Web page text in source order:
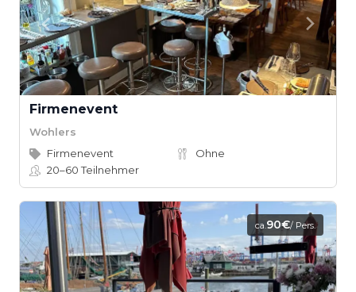
Firmenevent
Wohlers
Firmenevent
Ohne
20–60Teilnehmer
ca.90€/ Pers.